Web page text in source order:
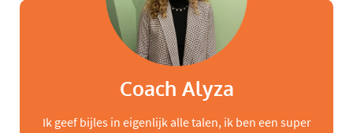
Coach Alyza
Ik geef bijles in eigenlijk alle talen, ik ben een super